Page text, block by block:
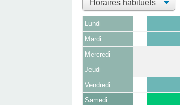
Lundi
Mardi
Mercredi
Jeudi
Vendredi
Samedi